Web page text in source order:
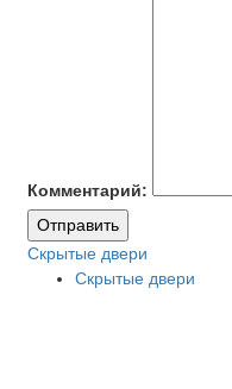
Комментарий:
Отправить
Скрытые двери
Скрытые двери